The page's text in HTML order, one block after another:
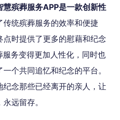
殡葬服务APP是一款创新性
传统殡葬服务的效率和便捷
时提供了更多的慰藉和纪念
务变得更加人性化，同时也
个共同追忆和纪念的平台。
念那些已经离开的亲人，让
远留存。